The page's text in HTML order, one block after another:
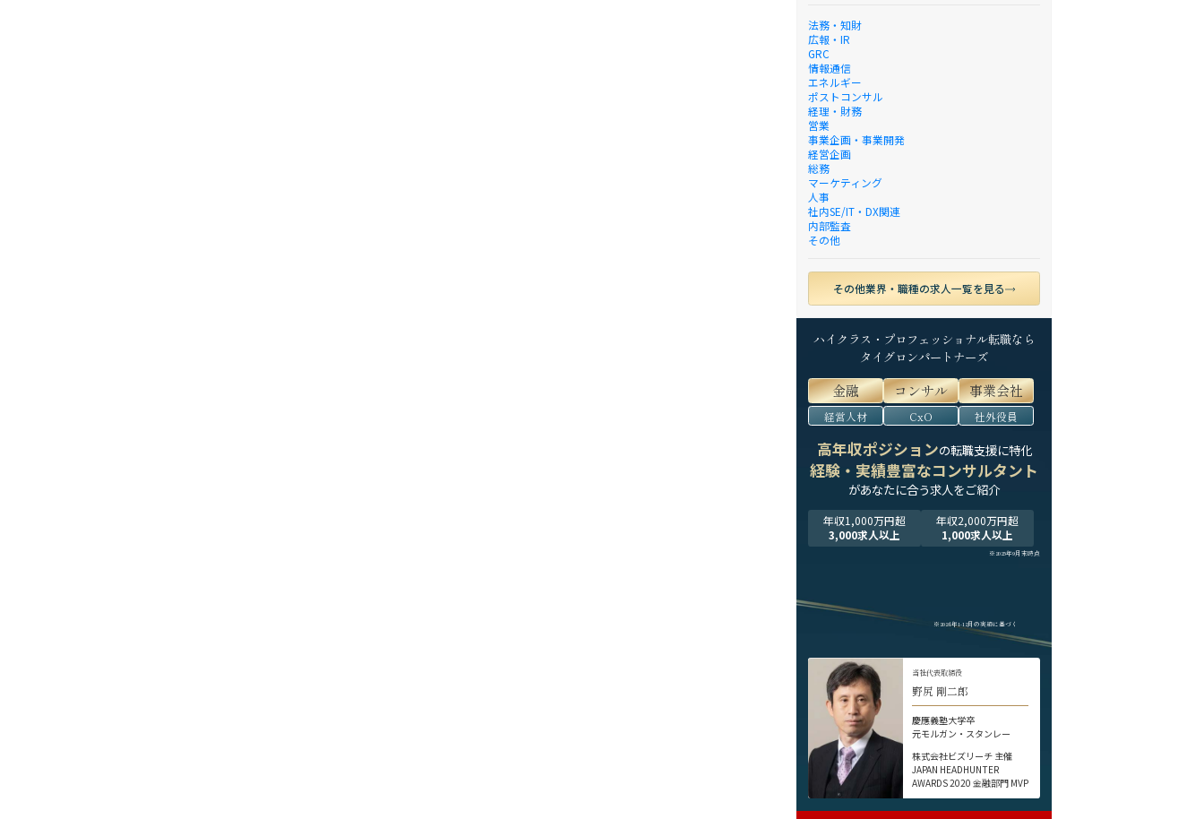
法務・知財
広報・IR
GRC
情報通信
エネルギー
ポストコンサル
経理・財務
営業
事業企画・事業開発
経営企画
総務
マーケティング
人事
社内SE/IT・DX関連
内部監査
その他
その他業界・職種の求人一覧を見る
ハイクラス・プロフェッショナル転職なら
タイグロンパートナーズ
金融 コンサル 事業会社
経営人材 CxO 社外役員
高年収ポジションの転職支援に特化
経験・実績豊富なコンサルタント
があなたに合う求人をご紹介
年収1,000万円超
3,000求人以上
年収2,000万円超
1,000求人以上
※2025年9月末時点
※2024年1-12月の実績に基づく
当社代表取締役
野尻 剛二郎
慶應義塾大学卒
元モルガン・スタンレー
株式会社ビズリーチ 主催
JAPAN HEADHUNTER
AWARDS 2020 金融部門 MVP